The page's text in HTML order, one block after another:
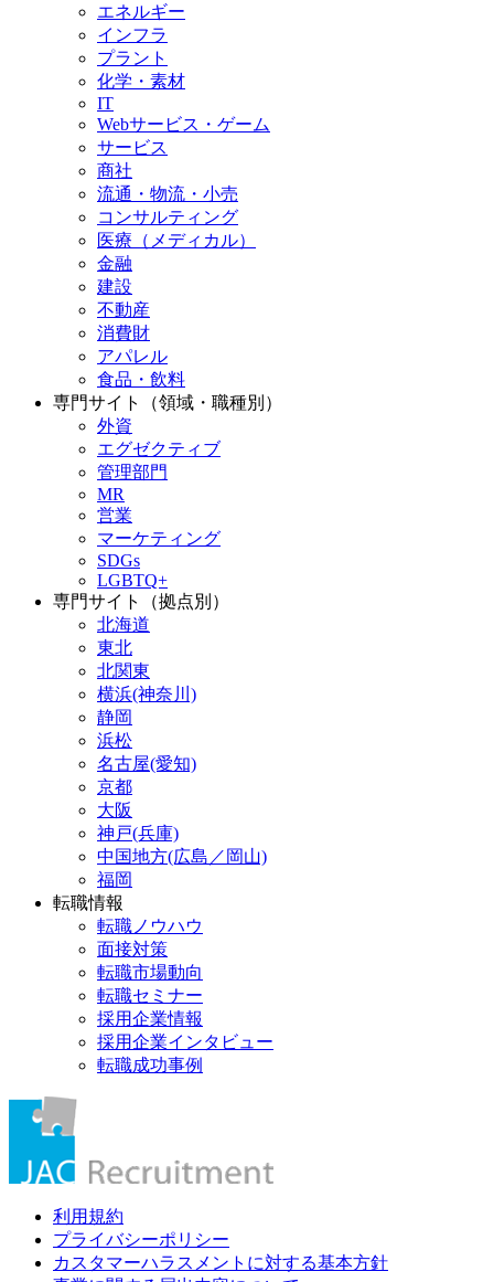
エネルギー
インフラ
プラント
化学・素材
IT
Webサービス・ゲーム
サービス
商社
流通・物流・小売
コンサルティング
医療（メディカル）
金融
建設
不動産
消費財
アパレル
食品・飲料
専門サイト（領域・職種別）
外資
エグゼクティブ
管理部門
MR
営業
マーケティング
SDGs
LGBTQ+
専門サイト（拠点別）
北海道
東北
北関東
横浜(神奈川)
静岡
浜松
名古屋(愛知)
京都
大阪
神戸(兵庫)
中国地方(広島／岡山)
福岡
転職情報
転職ノウハウ
面接対策
転職市場動向
転職セミナー
採用企業情報
採用企業インタビュー
転職成功事例
利用規約
プライバシーポリシー
カスタマーハラスメントに対する基本方針